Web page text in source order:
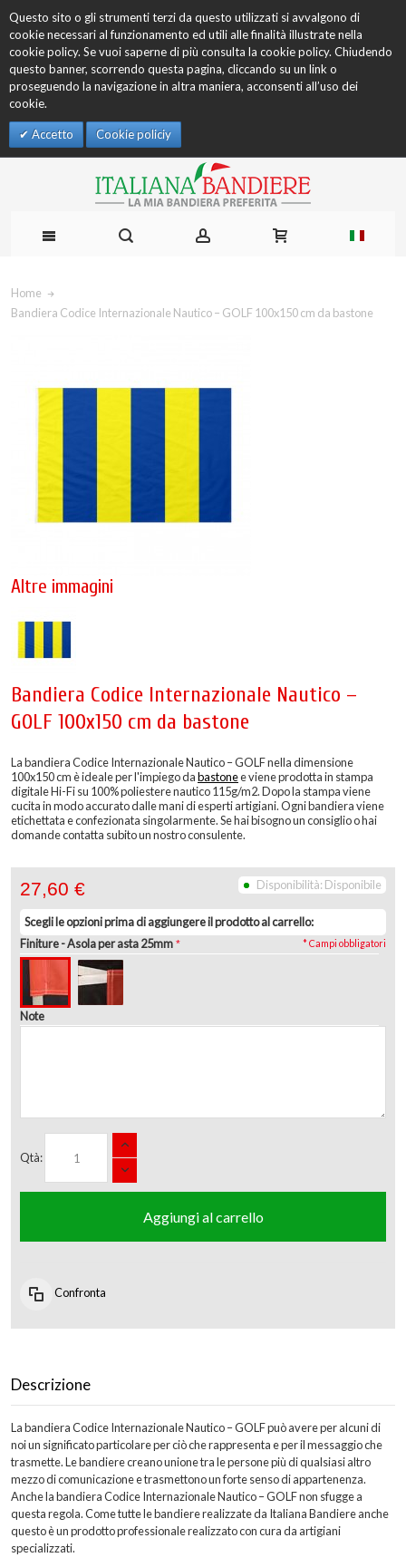
Questo sito o gli strumenti terzi da questo utilizzati si avvalgono di
cookie necessari al funzionamento ed utili alle finalità illustrate nella
cookie policy. Se vuoi saperne di più consulta la cookie policy. Chiudendo
questo banner, scorrendo questa pagina, cliccando su un link o
proseguendo la navigazione in altra maniera, acconsenti all’uso dei
cookie.
Accetto Cookie policiy
Home
Bandiera Codice Internazionale Nautico – GOLF 100x150 cm da bastone
Altre immagini
Bandiera Codice Internazionale Nautico –
GOLF 100x150 cm da bastone
La bandiera Codice Internazionale Nautico – GOLF nella dimensione
100x150 cm è ideale per l'impiego dabastonee viene prodotta in stampa
digitale Hi-Fi su 100% poliestere nautico 115g/m2. Dopo la stampa viene
cucita in modo accurato dalle mani di esperti artigiani. Ogni bandiera viene
etichettata e confezionata singolarmente. Se hai bisogno un consiglio o hai
domande contatta subito un nostro consulente.
Disponibilità: Disponibile
27,60 €
Scegli le opzioni prima di aggiungere il prodotto al carrello:
Finiture- Asola per asta 25mm
Note
* Campi obbligatori
Qtà:
Aggiungi al carrello
Confronta
Descrizione
La bandiera Codice Internazionale Nautico – GOLF può avere per alcuni di
noi un significato particolare per ciò che rappresenta e per il messaggio che
trasmette. Le bandiere creano unione tra le persone più di qualsiasi altro
mezzo di comunicazione e trasmettono un forte senso di appartenenza.
Anche la bandiera Codice Internazionale Nautico – GOLF non sfugge a
questa regola. Come tutte le bandiere realizzate da Italiana Bandiere anche
questo è un prodotto professionale realizzato con cura da artigiani
specializzati.